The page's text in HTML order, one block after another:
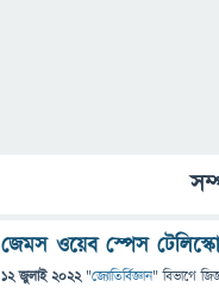
জেমস ওয়েব স্পেস
12 জুলাই 2022 "জ্যোতির্বিজ্ঞান" বিভাগে